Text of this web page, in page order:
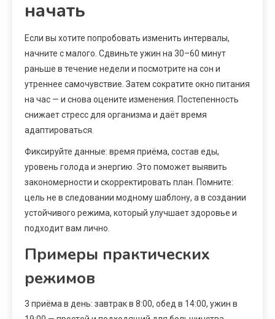
начать
Если вы хотите попробовать изменить интервалы,
начните с малого. Сдвиньте ужин на 30–60 минут
раньше в течение недели и посмотрите на сон и
утреннее самочувствие. Затем сократите окно питания
на час — и снова оцените изменения. Постепенность
снижает стресс для организма и даёт время
адаптироваться.
Фиксируйте данные: время приёма, состав еды,
уровень голода и энергию. Это поможет выявить
закономерности и скорректировать план. Помните:
цель не в следовании модному шаблону, а в создании
устойчивого режима, который улучшает здоровье и
подходит вам лично.
Примеры практических
режимов
3 приёма в день: завтрак в 8:00, обед в 14:00, ужин в